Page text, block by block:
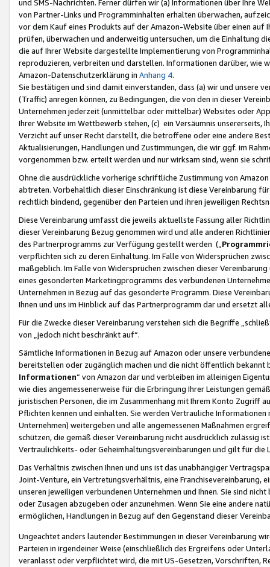
und SMS-Nachrichten. Ferner dürfen wir (a) Informationen über Ihre
von Partner-Links und Programminhalten erhalten überwachen,
vor dem Kauf eines Produkts auf der Amazon-Website über einen
prüfen, überwachen und anderweitig untersuchen, um die Einhaltung
die auf Ihrer Website dargestellte Implementierung von
reproduzieren, verbreiten und darstellen. Informationen darüber, wie
Amazon-Datenschutzerklärung in Anhang 4.
Sie bestätigen und sind damit einverstanden, dass (a) wir und
(Traffic) anregen können, zu Bedingungen, die von den in dieser
Unternehmen jederzeit (unmittelbar oder mittelbar) Websites oder
Ihrer Website im Wettbewerb stehen, (c) ein Versäumnis unsererseits,
Verzicht auf unser Recht darstellt, die betroffene oder eine andere
Aktualisierungen, Handlungen und Zustimmungen, die wir ggf. im
vorgenommen bzw. erteilt werden und nur wirksam sind, wenn sie
Ohne die ausdrückliche vorherige schriftliche Zustimmung von
abtreten. Vorbehaltlich dieser Einschränkung ist diese Vereinbarung
rechtlich bindend, gegenüber den Parteien und ihren jeweiligen
Diese Vereinbarung umfasst die jeweils aktuellste Fassung aller
dieser Vereinbarung Bezug genommen wird und alle anderen
des Partnerprogramms zur Verfügung gestellt werden („
verpflichten sich zu deren Einhaltung. Im Falle von Widersprüchen
maßgeblich. Im Falle von Widersprüchen zwischen dieser
eines gesonderten Marketingprogramms des verbundenen
Unternehmen in Bezug auf das gesonderte Programm. Diese
Ihnen und uns im Hinblick auf das Partnerprogramm dar und ersetzt
Für die Zwecke dieser Vereinbarung verstehen sich die Begriffe
von „jedoch nicht beschränkt auf“.
Sämtliche Informationen in Bezug auf Amazon oder unsere
bereitstellen oder zugänglich machen und die nicht öffentlich
Informationen“ von Amazon dar und verbleiben im alleinigen
wie dies angemessenerweise für die Erbringung Ihrer Leistungen
juristischen Personen, die im Zusammenhang mit Ihrem Konto
Pflichten kennen und einhalten. Sie werden Vertrauliche
Unternehmen) weitergeben und alle angemessenen Maßnahmen
schützen, die gemäß dieser Vereinbarung nicht ausdrücklich zulässig
Vertraulichkeits- oder Geheimhaltungsvereinbarungen und gilt für die
Das Verhältnis zwischen Ihnen und uns ist das unabhängiger
Joint-Venture, ein Vertretungsverhältnis, eine Franchisevereinbarung,
unseren jeweiligen verbundenen Unternehmen und Ihnen. Sie sind
oder Zusagen abzugeben oder anzunehmen. Wenn Sie eine andere
ermöglichen, Handlungen in Bezug auf den Gegenstand dieser
Ungeachtet anders lautender Bestimmungen in dieser Vereinbarung
Parteien in irgendeiner Weise (einschließlich des Ergreifens oder
veranlasst oder verpflichtet wird, die mit US-Gesetzen, Vorschriften,